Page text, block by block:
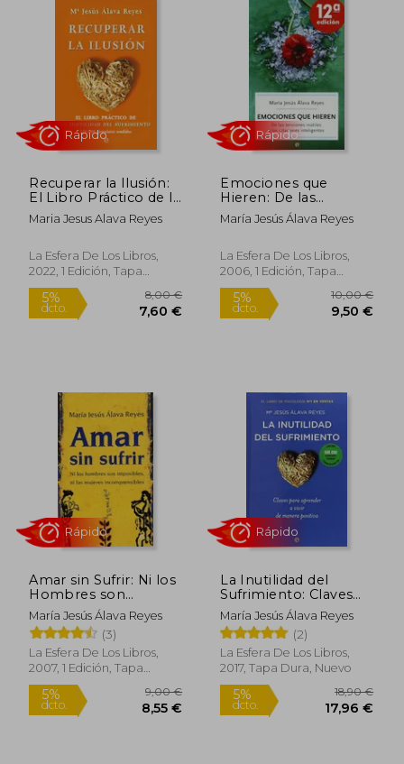
dcto.
5%
dcto.
Recuperar la Ilusión:
El Libro Práctico de la
Inutilidad del
Sufrimiento
Maria Jesus Alava Reyes
La Esfera De Los Libros,
2022, 1 Edición, Tapa
Blanda, Nuevo
5%
dcto.
Rápido
Emociones que
Hieren: De las
Tensiones Inútiles a
las Relaciones
María Jesús Álava Reyes
La Esfera De Los Libros,
2006, 1 Edición, Tapa
Blanda, Nuevo
5%
dcto.
Amar sin Sufrir: Ni los
Hombres son
Imposibles, ni las
Mujeres
Incomprensibles
María Jesús Álava Reyes
(3)
La Esfera De Los Libros,
2007, 1 Edición, Tapa
Blanda, Nuevo
La Inutilidad del
Sufrimiento: Claves
Para Aprender a Vivir
de Manera Positiva
María Jesús Álava Reyes
(2)
La Esfera De Los Libros,
2017, Tapa Dura, Nuevo